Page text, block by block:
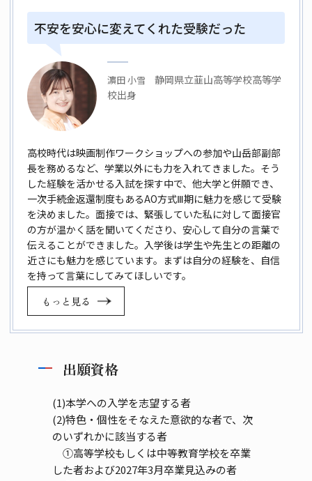
不安を安心に変えてくれた受験だった
濵田 小雪静岡県立韮山高等学校高等学
校出身
高校時代は映画制作ワークショップへの参加や山岳部副部
長を務めるなど、学業以外にも力を入れてきました。そう
した経験を活かせる入試を探す中で、他大学と併願でき、
一次手続金返還制度も あるAO方式Ⅲ期に魅力を感じて受験
を決めました。面接では、緊張していた私に対して面接官
の方が温かく話を聞いてくださり、安心して自分の言葉で
伝えることができました。入学後は学生や先生との距離の
近さにも魅力を感じています。まずは自分の経験を、自信
を持って言葉にしてみてほしいです。
もっと見る
出願資格
(1)本学への入学を志望する者
(2)特色・個性をそなえた意欲的な者で、次
のいずれかに該当する者
①高等学校もしくは中等教育学校を卒業
した者および2027年3月卒業見込みの者